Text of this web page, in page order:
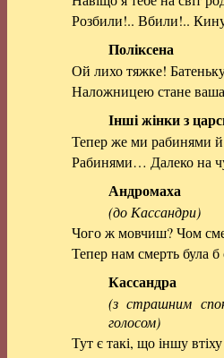
Розбили!.. Вбили!..
Поліксена
Ой лихо тяжке!
Наложницею стане
Інші жінки з
Тепер же ми рабинями
Рабинями… Далеко на
Андромаха
(до Кассандри)
Чого ж мовчиш? Чом
Тепер нам смерть була б
Кассандра
(з страшним
голосом)
Тут є такі, що іншу